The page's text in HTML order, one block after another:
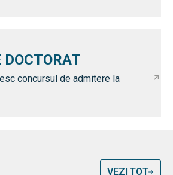
concursul de admitere la
VEZI TOT